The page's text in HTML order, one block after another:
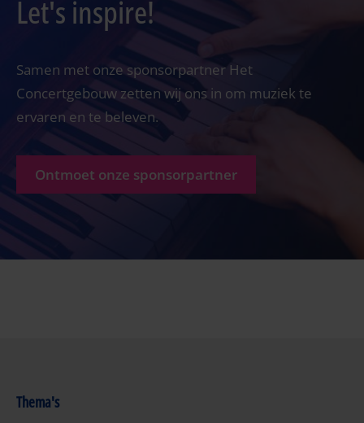
Let's inspire!
Samen met onze sponsorpartner Het
Concertgebouw zetten wij ons in om muziek te
ervaren en te beleven.
Ontmoet onze sponsorpartner
Thema's